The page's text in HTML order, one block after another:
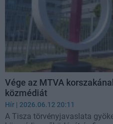
Vége az MTVA
közmédiát
Hír | 2026.06.12 20:11
A Tisza törvényjavaslata